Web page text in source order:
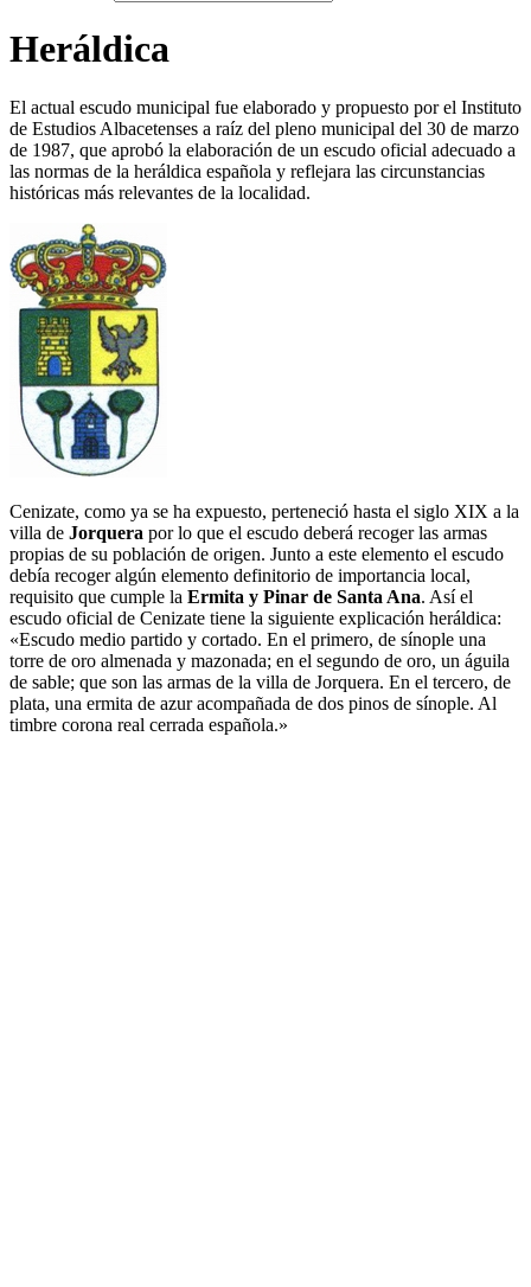
Heráldica
El actual escudo municipal fue elaborado y propuesto por el Instituto
de Estudios Albacetenses a raíz del pleno municipal del 30 de marzo
de 1987, que aprobó la elaboración de un escudo oficial adecuado a
las normas de la heráldica española y reflejara las circunstancias
históricas más relevantes de la localidad.
Cenizate, como ya se ha expuesto, perteneció hasta el siglo XIX a la
villa de Jorquera por lo que el escudo deberá recoger las armas
propias de su población de origen. Junto a este elemento el escudo
debía recoger algún elemento definitorio de importancia local,
requisito que cumple la Ermita y Pinar de Santa Ana. Así el
escudo oficial de Cenizate tiene la siguiente explicación heráldica:
«Escudo medio partido y cortado. En el primero, de sínople una
torre de oro almenada y mazonada; en el segundo de oro, un águila
de sable; que son las armas de la villa de Jorquera. En el tercero, de
plata, una ermita de azur acompañada de dos pinos de sínople. Al
timbre corona real cerrada española.»